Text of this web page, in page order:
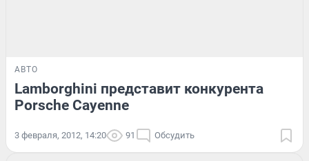
АВТО
Lamborghini представит конкурента
Porsche Cayenne
3 февраля, 2012, 14:20 91 Обсудить